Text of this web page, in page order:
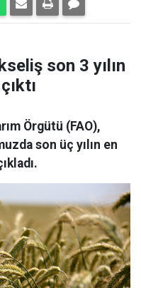
son 3 yılın
Örgütü (FAO),
son üç yılın en